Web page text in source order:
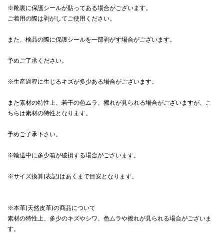
※靴裏に保護シールが貼ってある場合がございます。
ご着用の際は剥がしてご使用ください。
また、検品の際に保護シールを一部剥がす場合がございます。
予めご了承ください。
※生産過程に生じるキズが多少ある場合がございます。
また素材の特性上、若干の色ムラ、擦れが見られる場合がございますが、こ
ちらは素材の特性となります。
予めご了承下さい。
※輸送中に多少箱が破損する場合がございます。
※サイズ換算(表記)はあくまで目安となります。
※本革(天然皮革)の商品について
素材の特性上、多少のキズやシワ、色ムラや擦れが見られる場合がございま
す。